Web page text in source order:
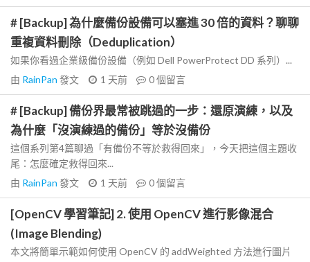
# [Backup] 為什麼備份設備可以塞進 30 倍的資料？聊聊
重複資料刪除（Deduplication）
如果你看過企業級備份設備（例如 Dell PowerProtect DD 系列）...
由 RainPan 發文 1 天前 0個留言
# [Backup] 備份界最常被跳過的一步：還原演練，以及
為什麼「沒演練過的備份」等於沒備份
這個系列第4篇聊過「有備份不等於救得回來」，今天把這個主題收
尾：怎麼確定救得回來...
由 RainPan 發文 1 天前 0個留言
[OpenCV 學習筆記] 2. 使用 OpenCV 進行影像混合
(Image Blending)
本文將簡單示範如何使用 OpenCV 的 addWeighted 方法進行圖片